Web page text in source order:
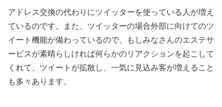
アドレス交換の代わりにツイッターを使っている人が増え
ているのです。また、ツイッターの場合外部に向けてのツ
イート機能が備わっているので、もしみなさんのエステサ
ービスが素晴らしければ何らかのリアクションを起こして
くれて、ツイートが拡散し、一気に見込み客が増えること
も多々あります。